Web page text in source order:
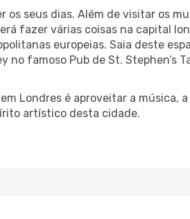
os seus dias. Além de visitar os
fazer várias coisas na capital
europeias. Saia deste
famoso Pub de St. Stephen’s
Londres é aproveitar a música,
artístico desta cidade.